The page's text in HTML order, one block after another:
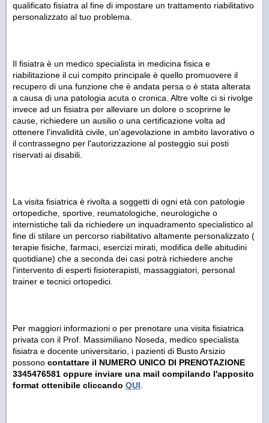
qualificato fisiatra al fine di impostare un trattamento riabilitativo
personalizzato al tuo problema.
Il fisiatra è un medico specialista in medicina fisica e
riabilitazione il cui compito principale è quello promuovere il
recupero di una funzione che è andata persa o è stata alterata
a causa di una patologia acuta o cronica. Altre volte ci si rivolge
invece ad un fisiatra per alleviare un dolore o scoprirne le
cause, richiedere un ausilio o una certificazione volta ad
ottenere l'invalidità civile, un'agevolazione in ambito lavorativo o
il contrassegno per l'autorizzazione al posteggio sui posti
riservati ai disabili.
La visita fisiatrica è rivolta a soggetti di ogni età con patologie
ortopediche, sportive, reumatologiche, neurologiche o
internistiche tali da richiedere un inquadramento specialistico al
fine di stilare un percorso riabilitativo altamente personalizzato (
terapie fisiche, farmaci, esercizi mirati, modifica delle abitudini
quotidiane) che a seconda dei casi potrà richiedere anche
l'intervento di esperti fisioterapisti, massaggiatori, personal
trainer e tecnici ortopedici.
Per maggiori informazioni o per prenotare una visita fisiatrica
privata con il Prof. Massimiliano Noseda, medico specialista
fisiatra e docente universitario, i pazienti di Busto Arsizio
possono contattare il NUMERO UNICO DI PRENOTAZIONE
3345476581 oppure inviare una mail compilando l'apposito
format ottenibile cliccando QUI.